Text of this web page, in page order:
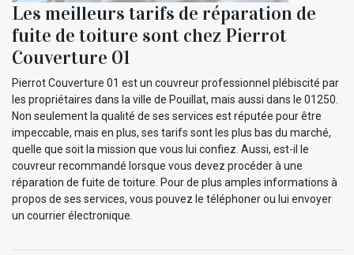
Les meilleurs tarifs de réparation de
fuite de toiture sont chez Pierrot
Couverture 01
Pierrot Couverture 01 est un couvreur professionnel plébiscité par
les propriétaires dans la ville de Pouillat, mais aussi dans le 01250.
Non seulement la qualité de ses services est réputée pour être
impeccable, mais en plus, ses tarifs sont les plus bas du marché,
quelle que soit la mission que vous lui confiez. Aussi, est-il le
couvreur recommandé lorsque vous devez procéder à une
réparation de fuite de toiture. Pour de plus amples informations à
propos de ses services, vous pouvez le téléphoner ou lui envoyer
un courrier électronique.